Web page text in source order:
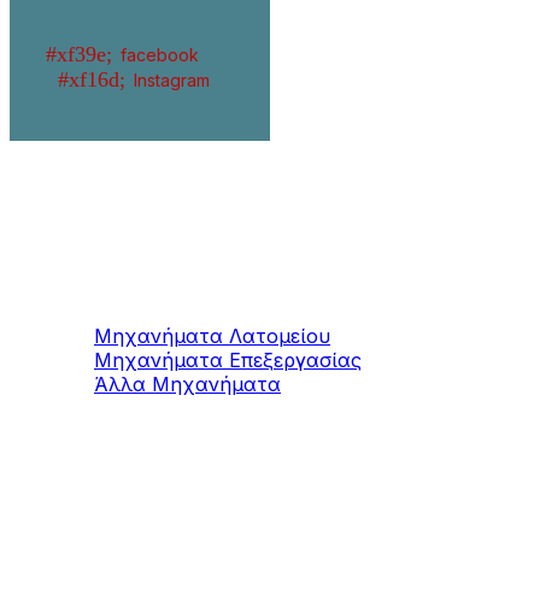
facebook
Instagram
Μηχανήματα Λατομείου
Μηχανήματα Επεξεργασίας
Άλλα Μηχανήματα